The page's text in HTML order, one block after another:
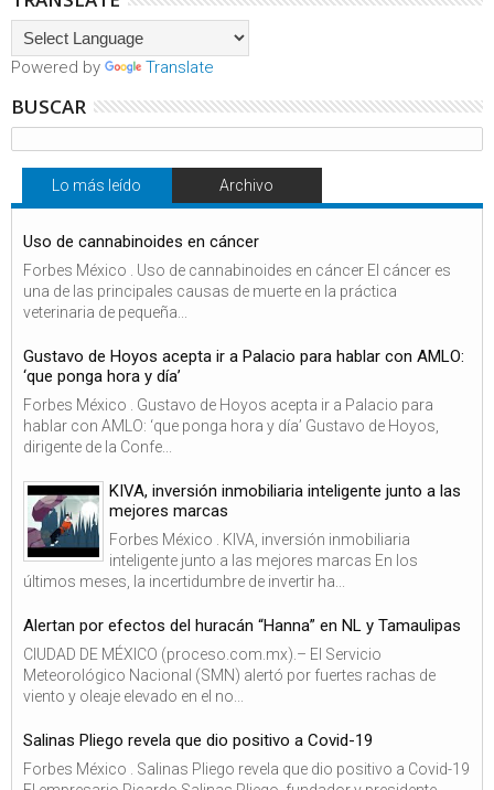
Powered by Translate
BUSCAR
Lo más leído Archivo
Uso de cannabinoides en cáncer
Forbes México . Uso de cannabinoides en cáncer El cáncer es
una de las principales causas de muerte en la práctica
veterinaria de pequeña...
Gustavo de Hoyos acepta ir a Palacio para hablar con AMLO:
‘que ponga hora y día’
Forbes México . Gustavo de Hoyos acepta ir a Palacio para
hablar con AMLO: ‘que ponga hora y día’ Gustavo de Hoyos,
dirigente de la Confe...
KIVA, inversión inmobiliaria inteligente junto a las
mejores marcas
Forbes México . KIVA, inversión inmobiliaria
inteligente junto a las mejores marcas En los
últimos meses, la incertidumbre de invertir ha...
Alertan por efectos del huracán “Hanna” en NL y Tamaulipas
CIUDAD DE MÉXICO (proceso.com.mx).– El Servicio
Meteorológico Nacional (SMN) alertó por fuertes rachas de
viento y oleaje elevado en el no...
Salinas Pliego revela que dio positivo a Covid-19
Forbes México . Salinas Pliego revela que dio positivo a Covid-19